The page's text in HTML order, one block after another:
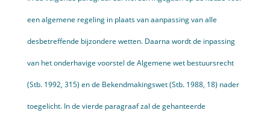
een algemene regeling in plaats van aanpassing van alle
desbetreffende bijzondere wetten. Daarna wordt de inpassing
van het onderhavige voorstel de Algemene wet bestuursrecht
(Stb. 1992, 315) en de Bekend­makingswet (Stb. 1988, 18) nader
toegelicht. In de vierde paragraaf zal de gehanteerde